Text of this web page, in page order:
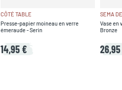
CÔTÉ TABLE
Presse-papier moineau en verre
émeraude - Serin
14,95 €
SEMA
Vase en
Bronze